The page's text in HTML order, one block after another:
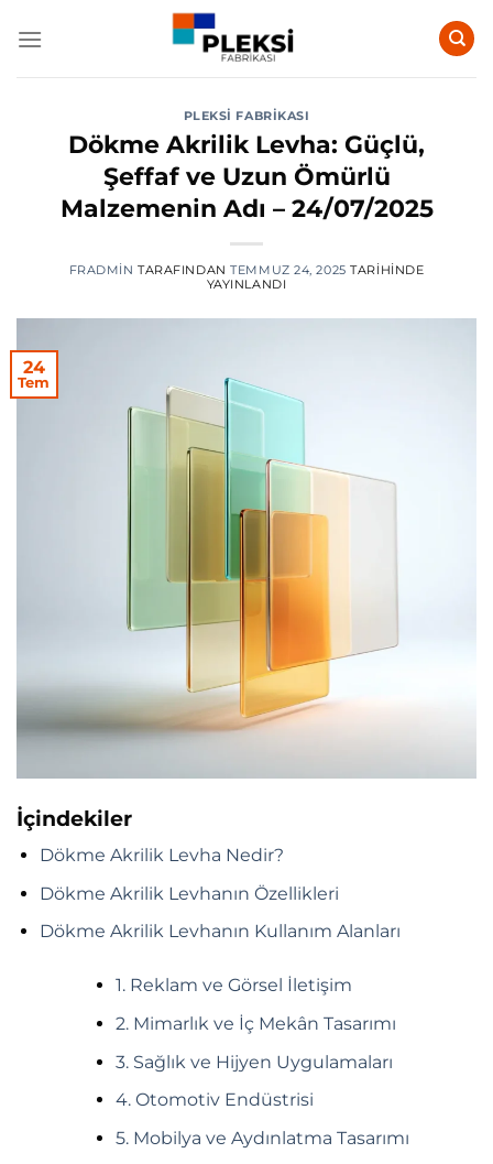
atla
PLEKSI FABRIKASI
Dökme Akrilik Levha: Güçlü,
Şeffaf ve Uzun Ömürlü
Malzemenin Adı – 24/07/2025
FRADMIN TARAFINDAN TEMMUZ 24, 2025 TARIHINDE
YAYINLANDI
24
Tem
İçindekiler
Dökme Akrilik Levha Nedir?
Dökme Akrilik Levhanın Özellikleri
Dökme Akrilik Levhanın Kullanım Alanları
1. Reklam ve Görsel İletişim
2. Mimarlık ve İç Mekân Tasarımı
3. Sağlık ve Hijyen Uygulamaları
4. Otomotiv Endüstrisi
5. Mobilya ve Aydınlatma Tasarımı